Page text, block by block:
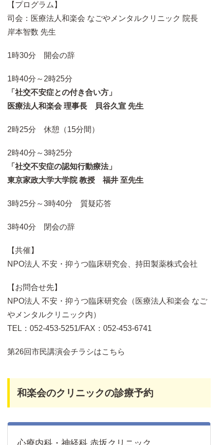
【プログラム】
司会：医療法人和楽会 なごやメンタルクリニック 院長
岸本智数 先生
1時30分 開会の辞
1時40分～2時25分
「社交不安症との付き合い方」
医療法人和楽会 理事長 貝谷久宣 先生
2時25分 休憩（15分間）
2時40分～3時25分
「社交不安症の認知行動療法」
東京家政大学大学院 教授 福井 至先生
3時25分～3時40分 質疑応答
3時40分 閉会の辞
【共催】
NPO法人 不安・抑うつ臨床研究会、持田製薬株式会社
【お問合せ先】
NPO法人 不安・抑うつ臨床研究会（医療法人和楽会 なご
やメンタルクリニック内）
TEL：052-453-5251/FAX：052-453-6741
第26回市民講演会チラシはこちら
和楽会のクリニックの診療予約
心療内科・神経科 赤坂クリニック